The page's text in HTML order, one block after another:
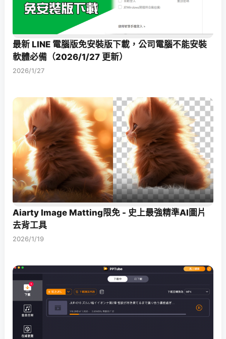
最新 LINE 電腦版免安裝版下載，公司電腦不能安裝
軟體必備（2026/1/27 更新）
2026/1/27
Aiarty Image Matting限免 - 史上最強精準AI圖片
去背工具
2026/1/19